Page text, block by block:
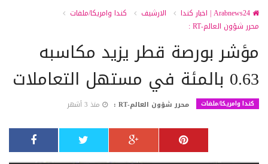
الارشيف
كندا وامريكا/ملفات
محرر شؤون العالم-RT :
مؤشر بورصة قطر يزيد مكاسبه
0.63 بالمئة في مستهل التعاملات
كندا وامريكا/ملفات محرر شؤون العالم-RT : منذ 3 أشهر